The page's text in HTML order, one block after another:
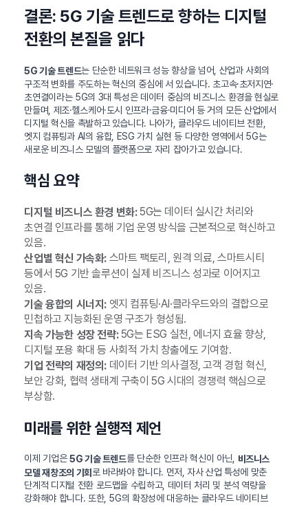
결론: 5G 기술 트렌드로 향하는 디지털
전환의 본질을 읽다
5G 기술 트렌드는 단순한 네트워크 성능 향상을 넘어, 산업과 사회의
구조적 변화를 주도하는 혁신의 중심에 서 있습니다. 초고속·초저지연·
초연결이라는 5G의 3대 특성은 데이터 중심의 비즈니스 환경을 현실로
만들며, 제조·헬스케어·도시 인프라·금융·미디어 등 거의 모든 산업에서
디지털 혁신을 촉발하고 있습니다. 나아가, 클라우드 네이티브 전환,
엣지 컴퓨팅과 AI의 융합, ESG 가치 실현 등 다양한 영역에서 5G는
새로운 비즈니스 모델의 플랫폼으로 자리 잡아가고 있습니다.
핵심 요약
디지털 비즈니스 환경 변화:5G는 데이터 실시간 처리와
초연결 인프라를 통해 기업 운영 방식을 근본적으로 혁신하고
있음.
산업별 혁신 가속화:스마트 팩토리, 원격 의료, 스마트시티
등에서 5G 기반 솔루션이 실제 비즈니스 성과로 이어지고
있음.
기술 융합의 시너지:엣지 컴퓨팅·AI·클라우드와의 결합으로
민첩하고 지능화된 운영 구조가 형성됨.
지속 가능한 성장 전략:5G는 ESG 실천, 에너지 효율 향상,
디지털 포용 확대 등 사회적 가치 창출에도 기여함.
기업 전략의 재정의:데이터 기반 의사결정, 고객 경험 혁신,
보안 강화, 협력 생태계 구축이 5G 시대의 경쟁력 핵심으로
부상함.
미래를 위한 실행적 제언
이제 기업은5G 기술 트렌드를 단순한 인프라 혁신이 아닌, 비즈니스
모델 재창조의 기회로 바라봐야 합니다. 먼저, 자사 산업 특성에 맞춘
단계적 디지털 전환 로드맵을 수립하고, 데이터 처리 및 분석 역량을
강화해야 합니다. 또한, 5G의 확장성에 대응하는 클라우드 네이티브